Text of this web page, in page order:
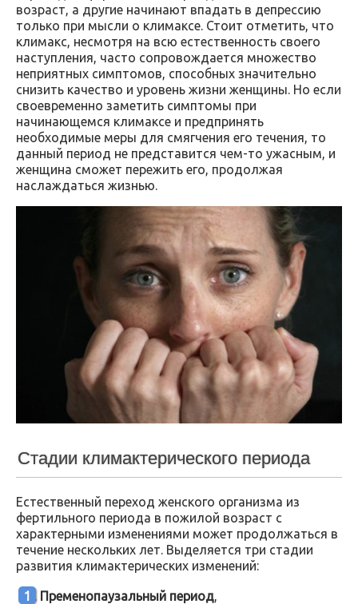
возраст, а другие начинают впадать в депрессию
только при мысли о климаксе. Стоит отметить, что
климакс, несмотря на всю естественность своего
наступления, часто сопровождается множество
неприятных симптомов, способных значительно
снизить качество и уровень жизни женщины. Но если
своевременно заметить симптомы при
начинающемся климаксе и предпринять
необходимые меры для смягчения его течения, то
данный период не представится чем-то ужасным, и
женщина сможет пережить его, продолжая
наслаждаться жизнью.
Стадии климактерического периода
Естественный переход женского организма из
фертильного периода в пожилой возраст с
характерными изменениями может продолжаться в
течение нескольких лет. Выделяется три стадии
развития климактерических изменений:
Пременопаузальный период